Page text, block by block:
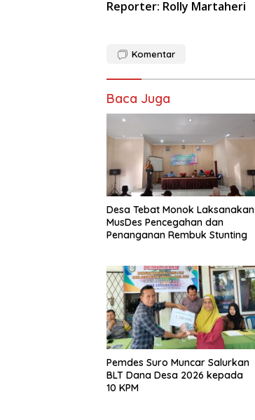
Reporter: Rolly Martaheri
Komentar
Baca Juga
Desa Tebat Monok Laksanakan
MusDes Pencegahan dan
Penanganan Rembuk Stunting
Pemdes Suro Muncar Salurkan
BLT Dana Desa 2026 kepada
10 KPM